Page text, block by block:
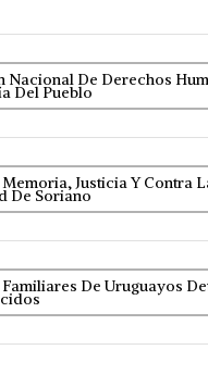
Nacional De Derechos
Del Pueblo
Justicia Y Contra
De Soriano
De Uruguayos